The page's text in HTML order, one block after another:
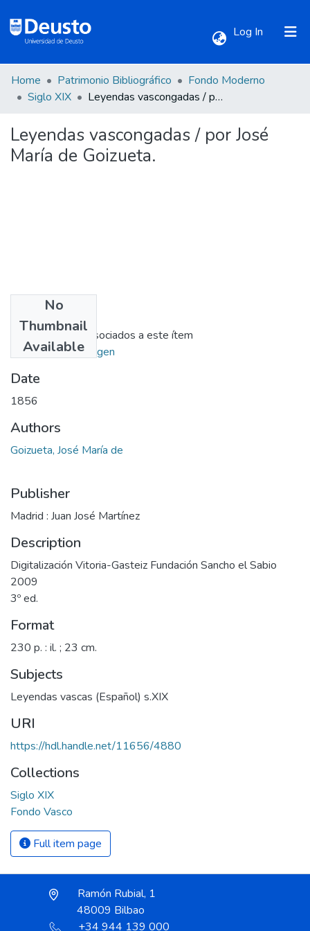
Log In (current)
Communities & Collections
All of DSpace
Home Patrimonio Bibliográfico
Fondo Moderno
Siglo XIX
Leyendas vascongadas / por José María de Goizueta.
Leyendas vascongadas / por José
María de Goizueta.
No
Thumbnail
Available
No hay ficheros asociados a este ítem
Ir al repositorio origen
Date
1856
Authors
Goizueta, José María de
Publisher
Madrid : Juan José Martínez
Description
Digitalización Vitoria-Gasteiz Fundación Sancho el Sabio
2009
3º ed.
Format
230 p. : il. ; 23 cm.
Subjects
Leyendas vascas (Español) s.XIX
URI
https://hdl.handle.net/11656/4880
Collections
Siglo XIX
Fondo Vasco
Full item page
Ramón Rubial, 1
48009 Bilbao
+34 944 139 000